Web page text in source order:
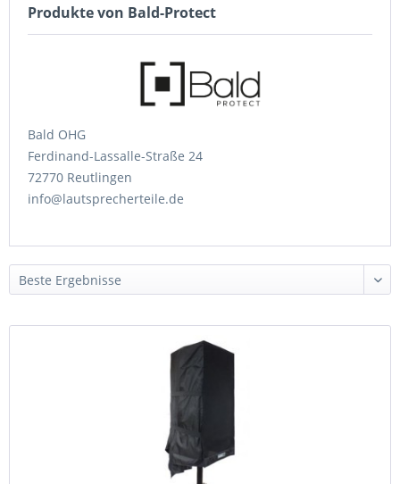
Produkte von Bald-Protect
Bald OHG
Ferdinand-Lassalle-Straße 24
72770 Reutlingen
info@lautsprecherteile.de